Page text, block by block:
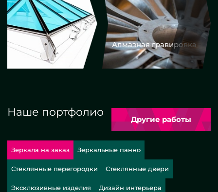
Алмазная гравировка
Наше портфолио
Другие работы
Зеркала на заказ Зеркальные панно
Стеклянные перегородки Стеклянные двери
Эксклюзивные изделия Дизайн интерьера